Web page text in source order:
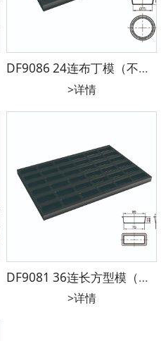
DF9086 24连布丁模（不沾）镀铝 600*400*32mm 圆径84*圆径75*27mm
>详情
DF9081 36连长方型模（不沾）镀铝 600*400*28mm 85*37*23（79*31）mm
>详情